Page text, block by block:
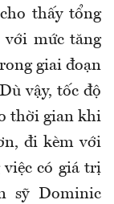
thấy tổng
với mức tăng
giai đoạn
vậy, tốc độ
thời gian khi
đi kèm với
việc có giá trị
sỹ Dominic